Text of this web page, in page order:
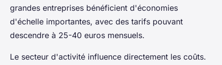
grandes entreprises bénéficient d'économies
d'échelle importantes, avec des tarifs pouvant
descendre à 25-40 euros mensuels.
Le secteur d'activité influence directement les coûts.